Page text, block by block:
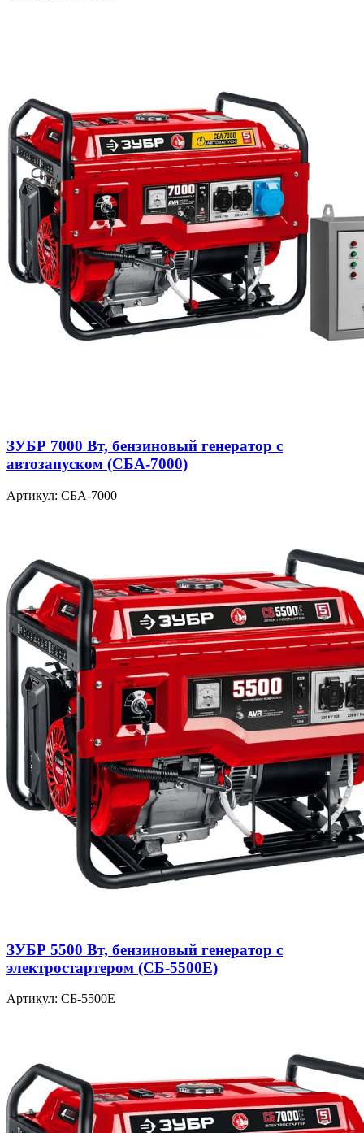
ЗУБР 7000 Вт, бензиновый генератор с
автозапуском (СБА-7000)
Артикул: СБА-7000
ЗУБР 5500 Вт, бензиновый генератор с
электростартером (СБ-5500Е)
Артикул: СБ-5500Е